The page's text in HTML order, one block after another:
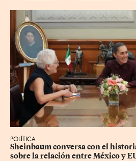
POLÍTICA
Sheinbaum conversa con el
sobre la relación entre México y